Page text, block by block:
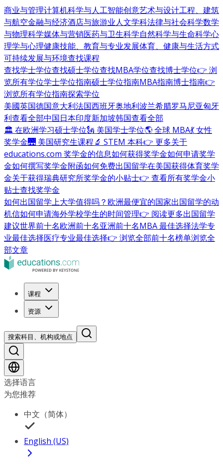
商业与管理计算机科学与人工智能创意艺术与设计工程、建筑
与航空金融与经济酒店与旅游业人文学科法律与社会科学数学
与物理科学媒体与营销医药与卫生科学自然科学与生命科学心
理学与心理健康技能、教育与专业发展体育、健康与生活方式
可持续发展与环境查找课程
查找学士学位查找硕士学位查找MBA学位查找博士学位👉 浏
览所有学位学士学位指南硕士学位指南MBA指南博士指南👉
浏览所有学位指南探索学位
美國英国德国意大利法国西班牙奥地利波兰希腊罗马尼亚匈牙
利查看全部中国日本印度新加坡韩国查看全部
🏛 在欧洲学习硕士学位🗽 美国学士学位🌎 全球 MBA💃 女性
奖学金🌉 美国研究生课程🔬 STEM 本科👉 更多关于
educations.com 奖学金的信息如何获得奖学金如何申请奖学
金如何撰写奖学金附函如何免费出国留学在美国获得体育奖学
金关于获得瑞典研究所奖学金的小贴士👉 查看所有奖学金小
贴士查找奖学金
如何出国留学上大学值得吗？ 欧洲最便宜的国家出国留学的动
机信如何申请海外学校学生的时间管理👉 阅读更多出国留学
建议世界前十名欧洲前十名亚洲前十名MBA 最佳选择法学专
业最佳选择医疗专业最佳选择👉 浏览全部前十名榜单浏览全
部文章
课程
资源
搜索科目、机构或地点
选择语言
为您推荐
中文（简体）
English (US)